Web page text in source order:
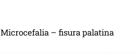
Microcefalia – fisura palatina